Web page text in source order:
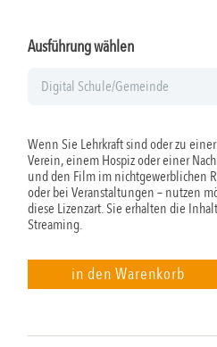
Ausführung wählen
Wenn Sie Lehrkraft sind oder zu
Verein, einem Hospiz oder einer
und den Film im nichtgewerblichen
oder bei Veranstaltungen – nutzen
diese Lizenzart. Sie erhalten die
Streaming.
in den Warenkorb